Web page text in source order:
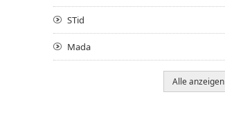
STid
Mada
Alle anzeigen